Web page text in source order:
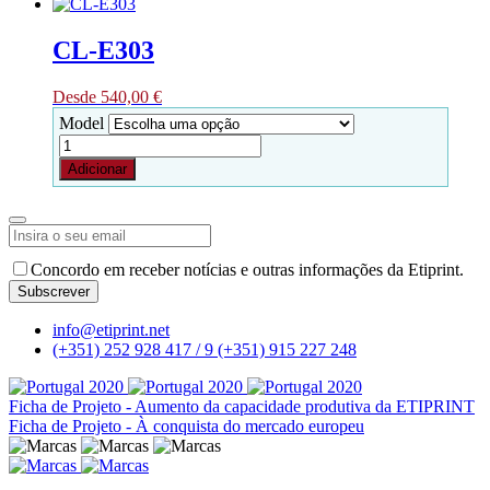
product
DESKTOP
STANDARD
has
multiple
The
options
may
be
chosen
the
product
CL-E303
Desde 540,00 €
Model
Quantidade
de
CL-
Adicionar
product
has
multiple
variants.
The
options
may
be
chosen
on
the
product
page
Email*
Concordo em receber notícias e outras informações da Etiprint.
Subscrever
info@etiprint.net
(+351) 252 928 417 / 9 (+351) 915 227 248
Ficha de Projeto - Aumento da capacidade produtiva da ETIPRINT
Ficha de Projeto - À conquista do mercado europeu